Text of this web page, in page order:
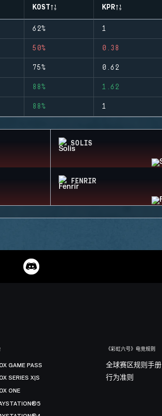
KOST KPR
62% 1
50% 0.38
75% 0.62
88% 1.62
88% 1
SOLIS
FENRIR
GAME PASS
SERIES X|S
ONE
《彩虹六号》电竞规则
全球赛区规则手册
行为准则